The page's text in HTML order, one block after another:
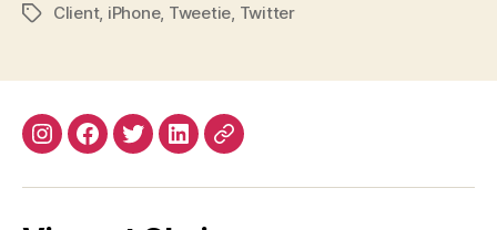
Étiquettes
Client, iPhone, Tweetie Twitter
InstagramFacebook
TwitterLinkedin
Site